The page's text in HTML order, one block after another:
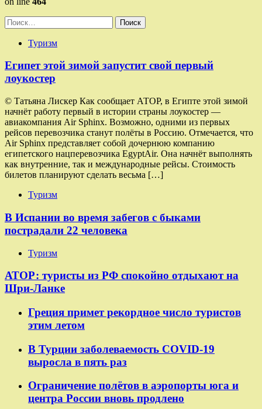
Найти:
Туризм
Египет этой зимой запустит свой первый
лоукостер
© Татьяна Лискер Как сообщает АТОР, в Египте этой зимой
начнёт работу первый в истории страны лоукостер —
авиакомпания Air Sphinx. Возможно, одними из первых
рейсов перевозчика станут полёты в Россию. Отмечается, что
Air Sphinx представляет собой дочернюю компанию
египетского нацперевозчика EgyptAir. Она начнёт выполнять
как внутренние, так и международные рейсы. Стоимость
билетов планируют сделать весьма […]
Туризм
В Испании во время забегов с быками
пострадали 22 человека
Туризм
АТОР: туристы из РФ спокойно отдыхают на
Шри-Ланке
Греция примет рекордное число туристов
этим летом
В Турции заболеваемость COVID-19
выросла в пять раз
Ограничение полётов в аэропорты юга и
центра России вновь продлено